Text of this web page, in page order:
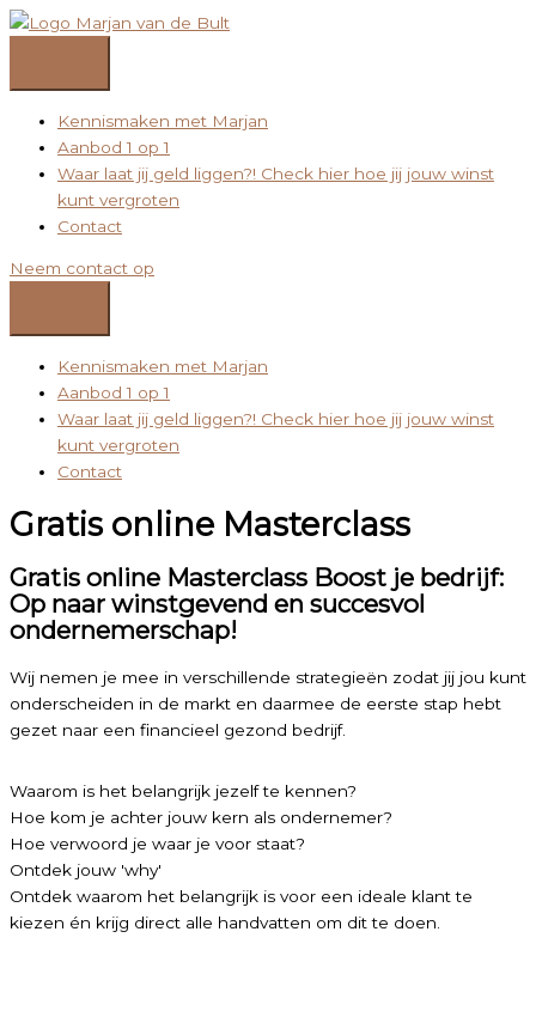
Ga
Kennismaken met Marjan
Aanbod 1 op 1
Waar laat jij geld liggen?! Check hier hoe jij jouw winst
kunt vergroten
Contact
Neem contact op
Kennismaken met Marjan
Aanbod 1 op 1
Waar laat jij geld liggen?! Check hier hoe jij jouw winst
kunt vergroten
Contact
Gratis online Masterclass
Gratis online Masterclass Boost je bedrijf:
Op naar winstgevend en succesvol
ondernemerschap!
Wij nemen je mee in verschillende strategieën zodat jij jou kunt
onderscheiden in de markt en daarmee de eerste stap hebt
gezet naar een financieel gezond bedrijf.
Waarom is het belangrijk jezelf te kennen?
Hoe kom je achter jouw kern als ondernemer?
Hoe verwoord je waar je voor staat?
Ontdek jouw 'why'
Ontdek waarom het belangrijk is voor een ideale klant te
kiezen én krijg direct alle handvatten om dit te doen.